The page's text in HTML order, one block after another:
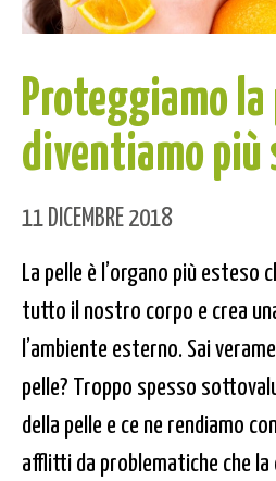
Proteggiamo
diventiamo più
11 DICEMBRE 2018
La pelle è l’organo più esteso
tutto il nostro corpo e crea
l’ambiente esterno. Sai
pelle? Troppo spesso
della pelle e ce ne rendiamo
afflitti da problematiche che la